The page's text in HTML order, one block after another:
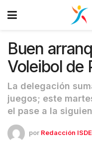
Buen
Voleibol de
La delegación
juegos; este
el pase a la
por Redacción ISDE